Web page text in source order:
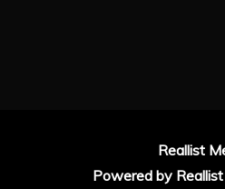
Reallist
Powered by